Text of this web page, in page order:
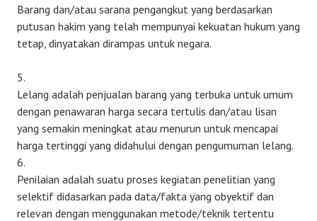
Barang dan/atau sarana pengangkut yang berdasarkan
putusan hakim yang telah mempunyai kekuatan hukum yang
tetap, dinyatakan dirampas untuk negara.
5.
Lelang adalah penjualan barang yang terbuka untuk umum
dengan penawaran harga secara tertulis dan/atau lisan
yang semakin meningkat atau menurun untuk mencapai
harga tertinggi yang didahului dengan pengumuman lelang.
6.
Penilaian adalah suatu proses kegiatan penelitian yang
selektif didasarkan pada data/fakta yang obyektif dan
relevan dengan menggunakan metode/teknik tertentu